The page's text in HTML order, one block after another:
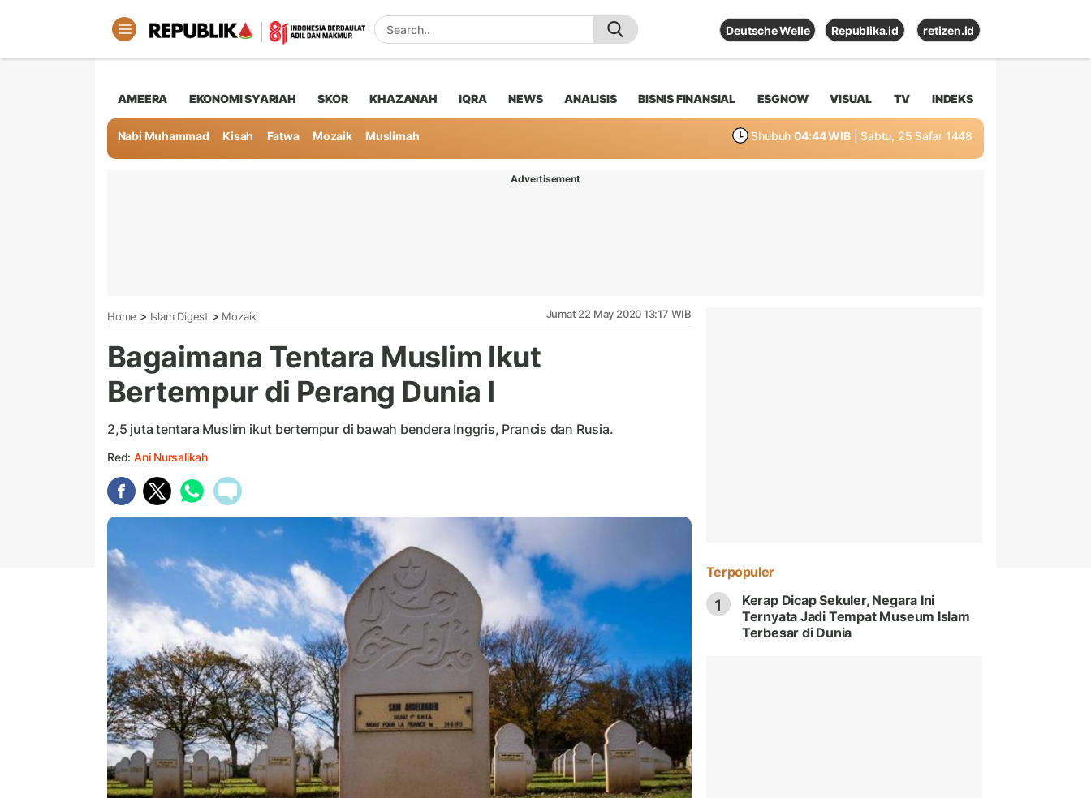
Deutsche Welle Republika.id retizen.id
AMEERA EKONOMI SYARIAH SKOR KHAZANAH IQRA NEWS ANALISIS BISNIS FINANSIAL ESGNOW VISUAL TV INDEKS
Nabi Muhammad Kisah Fatwa Mozaik Muslimah Shubuh 04:44 WIB | Sabtu, 25 Safar 1448
Advertisement
Home > Islam Digest > Mozaik Jumat 22 May 2020 13:17 WIB
Bagaimana Tentara Muslim Ikut
Bertempur di Perang Dunia I
2,5 juta tentara Muslim ikut bertempur di bawah bendera Inggris, Prancis dan Rusia.
Red: Ani Nursalikah
Terpopuler
1
Kerap Dicap Sekuler, Negara Ini
Ternyata Jadi Tempat Museum Islam
Terbesar di Dunia